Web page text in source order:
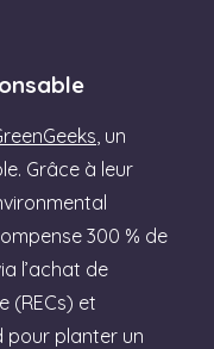
, un
Grâce à leur
300 % de
l’achat de
(RECs) et
pour planter un